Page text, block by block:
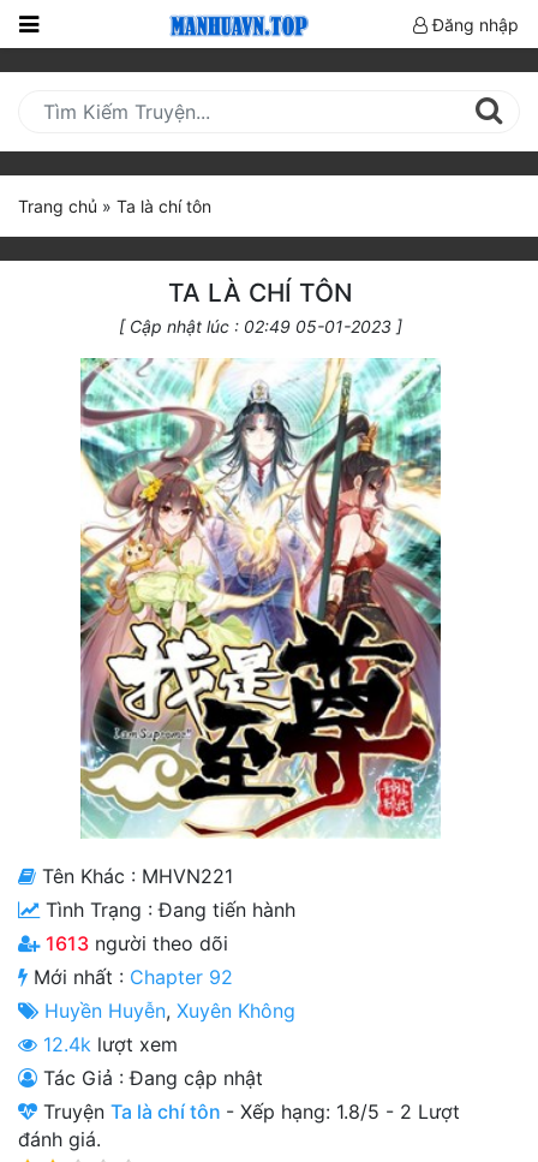
Nhật
(current)
BXH
Truyện HOT
Truyện Mới Ra
Hoàn Thành
Huyền Huyễn
Kinh Dị
Lịch Sử
Mạt Thế
Ngôn Tình
Thanh xuân - Vườn trường
Truyện AI
Đăng nhập
Trang chủ » Ta là chí tôn
TA LÀ CHÍ TÔN
[ Cập nhật lúc : 02:49 05-01-2023 ]
Tên Khác : MHVN221
Tình Trạng :Đang tiến hành
1613 người theo dõi
Mới nhất : Chapter 92
Huyền Huyễn, Xuyên Không
12.4k lượt xem
Tác Giả : Đang cập nhật
Truyện Ta là chí tôn - Xếp hạng: 1.8/5 - 2 Lượt
đánh giá.